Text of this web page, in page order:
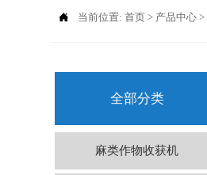
 当前位置:首页 > 产品中心 >
全部分类
麻类作物收获机